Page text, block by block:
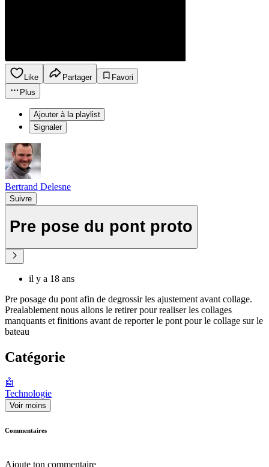
Like Partager
Favori
Plus
Ajouter à la playlist
Signaler
Bertrand Delesne
Suivre
Pre pose du pont proto
il y a 18 ans
Pre posage du pont afin de degrossir les ajustement avant collage.
Prealablement nous allons le retirer pour realiser les collages
manquants et finitions avant de reporter le pont pour le collage sur le
bateau
Catégorie
🤖
Technologie
Voir moins
Commentaires
Ajoute ton commentaire